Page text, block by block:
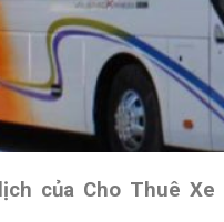
của Cho Thuê Xe